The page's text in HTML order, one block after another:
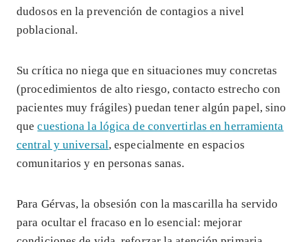
dudosos en la prevención de contagios a nivel
poblacional.
Su crítica no niega que en situaciones muy concretas
(procedimientos de alto riesgo, contacto estrecho con
pacientes muy frágiles) puedan tener algún papel, sino
quecuestiona la lógica de convertirlas en herramienta
central y universal, especialmente en espacios
comunitarios y en personas sanas.
Para Gérvas, la obsesión con la mascarilla ha servido
para ocultar el fracaso en lo esencial: mejorar